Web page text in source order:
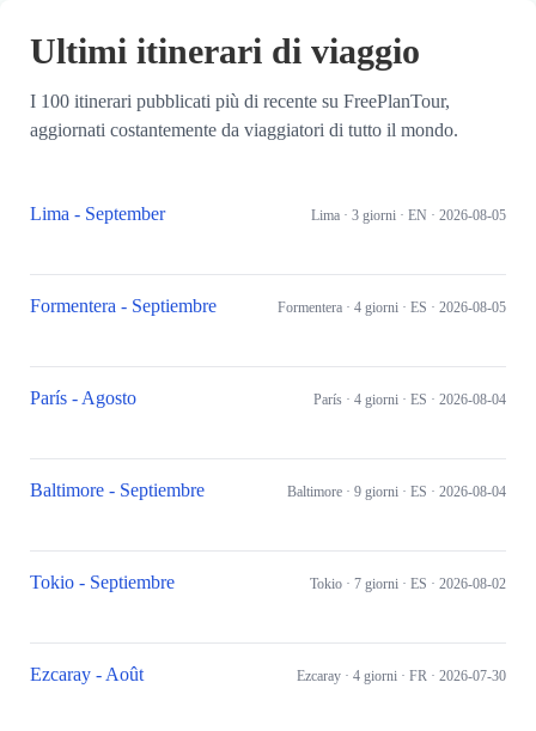
Ultimi itinerari di viaggio
I 100 itinerari pubblicati più di recente su FreePlanTour,
aggiornati costantemente da viaggiatori di tutto il mondo.
Lima - September Lima · 3 giorni · EN · 2026-08-05
Formentera - Septiembre Formentera · 4 giorni · ES · 2026-08-05
París - Agosto París · 4 giorni · ES · 2026-08-04
Baltimore - Septiembre Baltimore · 9 giorni · ES · 2026-08-04
Tokio - Septiembre Tokio · 7 giorni · ES · 2026-08-02
Ezcaray - Août Ezcaray · 4 giorni · FR · 2026-07-30